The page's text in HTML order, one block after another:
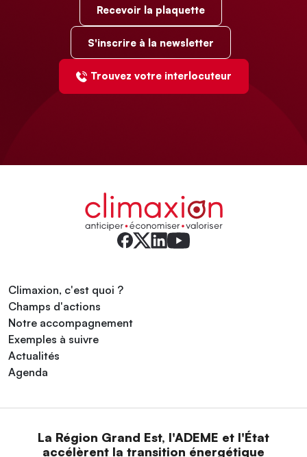
Recevoir la plaquette
S'inscrire à la newsletter
Trouvez votre interlocuteur
Climaxion, c'est quoi ?
Champs d'actions
Notre accompagnement
Exemples à suivre
Actualités
Agenda
La Région Grand Est, l'ADEME et l'État
accélèrent la transition énergétique